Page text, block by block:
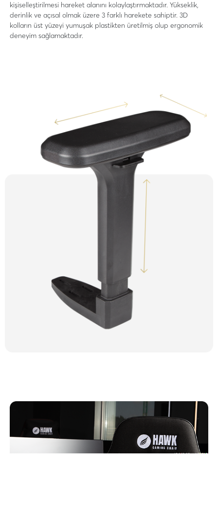
kişiselleştirilmesi hareket alanını kolaylaştırmaktadır. Yükseklik,
derinlik ve açısal olmak üzere 3 farklı harekete sahiptir. 3D
kolların üst yüzeyi yumuşak plastikten üretilmiş olup ergonomik
deneyim sağlamaktadır.